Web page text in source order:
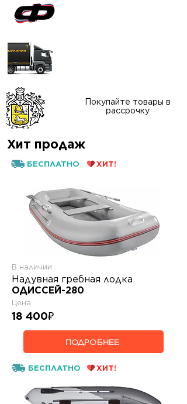
Покупайте товары в
рассрочку
Хит продаж
Надувная гребная лодка
ОДИССЕЙ-280
В наличии
Цена
18 400₽
БЕСПЛАТНО ХИТ!
ПОДРОБНЕЕ
БЕСПЛАТНО ХИТ!